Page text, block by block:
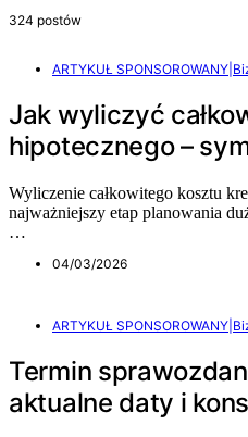
324 postów
ARTYKUŁ
Jak wyliczyć
hipotecznego –
Wyliczenie całkowitego kosztu
najważniejszy etap planowania
…
04/03/2026
ARTYKUŁ
Termin
aktualne daty i